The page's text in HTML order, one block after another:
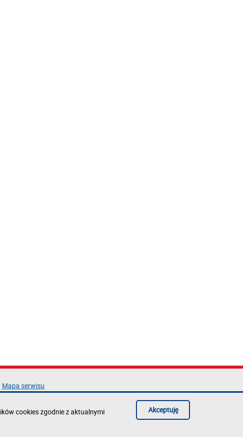
Mapa serwisu
Deklaracja dostępności
Zgłoś błąd na stronie
cookies zgodnie z aktualnymi
Akceptuję